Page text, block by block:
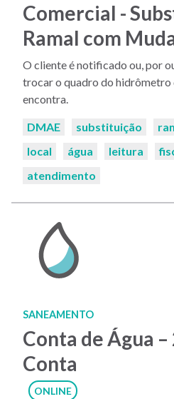
Comercial -
Ramal com
O cliente é notificado ou, por
trocar o quadro do hidrômetro
encontra.
Palavras-
DMAE substituição
local
água leitura
atendimento
SANEAMENTO
Conta de Água –
Conta
ONLINE